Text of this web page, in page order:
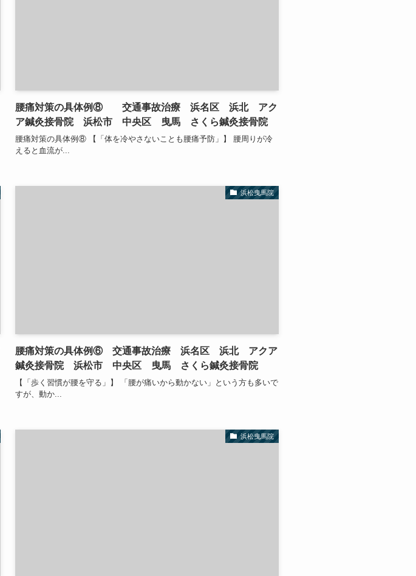
腰痛対策の具体例⑧ 交通事故治療 浜名区 浜北 アク
ア鍼灸接骨院 浜松市 中央区 曳馬 さくら鍼灸接骨院
腰痛対策の具体例⑧ 【「体を冷やさないことも腰痛予防」】 腰周りが冷
えると血流が...
浜松曳馬院
腰痛対策の具体例⑥ 交通事故治療 浜名区 浜北 アクア
鍼灸接骨院 浜松市 中央区 曳馬 さくら鍼灸接骨院
【「歩く習慣が腰を守る」】 「腰が痛いから動かない」という方も多いで
すが、動か...
浜松曳馬院